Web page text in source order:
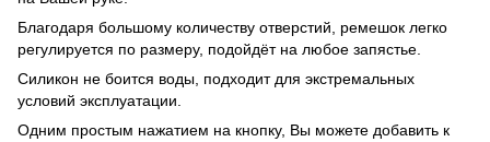
Благодаря большому количеству отверстий, ремешок легко
регулируется по размеру, подойдёт на любое запястье.
Силикон не боится воды, подходит для экстремальных
условий эксплуатации.
Одним простым нажатием на кнопку, Вы можете добавить к